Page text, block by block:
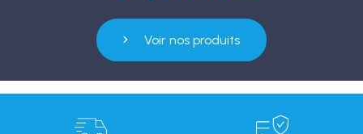
Voir nos produits